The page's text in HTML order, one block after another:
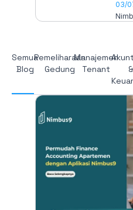
03/
Semua
Blog
Pemeliharaan
Gedung
Manajemen
Tenant
&